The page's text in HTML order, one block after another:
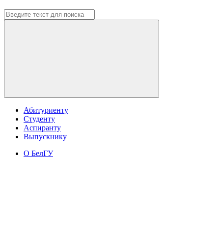
Абитуриенту
Студенту
Аспиранту
Выпускнику
О БелГУ